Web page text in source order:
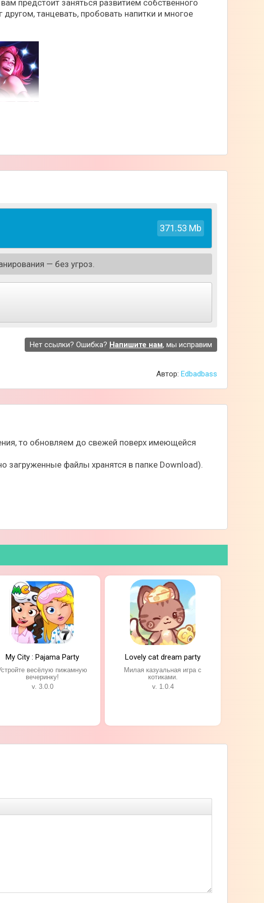
предстоит заняться развитием собственного
танцевать, пробовать напитки и многое
интересно провести время. По мере игры и
371.53 Mb
— без угроз.
Нет ссылки? Ошибка? Напишите нам, мы исправим
Автор: Edbadbass
то обновляем до свежей поверх имеющейся
файлы хранятся в папке Download).
My City : Pajama Party
весёлую пижамную
вечеринку!
v. 3.0.0
Lovely cat dream party
Милая казуальная игра с
котиками.
v. 1.0.4